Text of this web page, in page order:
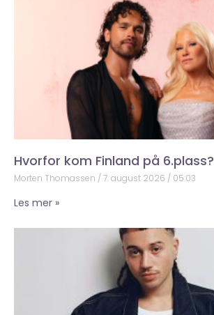
Hvorfor kom Finland på 6.plass?
Morten Thomassen 7. august 2026 05:03
Les mer »